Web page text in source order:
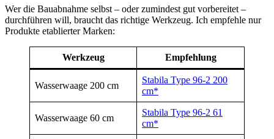
Wer die Bauabnahme selbst – oder zumindest gut vorbereitet –
durchführen will, braucht das richtige Werkzeug. Ich empfehle nur
Produkte etablierter Marken:
Werkzeug Empfehlung
Wasserwaage 200 cm
Stabila Type 96-2 200
cm*
Wasserwaage 60 cm
Stabila Type 96-2 61
cm*